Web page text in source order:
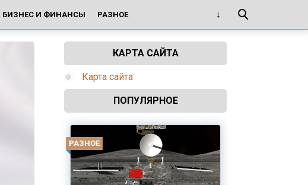
БИЗНЕС И ФИНАНСЫ РАЗНОЕ
КАРТА САЙТА
Карта сайта
ПОПУЛЯРНОЕ
РАЗНОЕ